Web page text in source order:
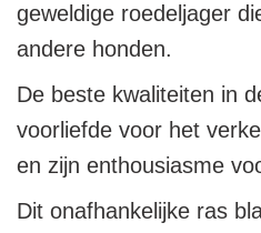
geweldige roedeljager
andere honden.
De beste kwaliteiten in
voorliefde voor het
en zijn enthousiasme
Dit onafhankelijke ras